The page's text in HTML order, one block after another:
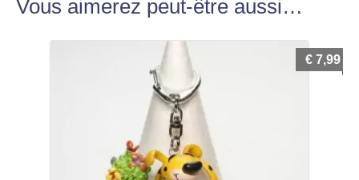
Vous aimerez peut-être aussi…
€ 7,99